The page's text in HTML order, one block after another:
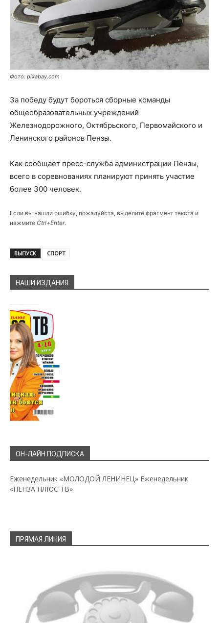
Фото: pixabay.com
За победу будут бороться сборные команды
общеобразовательных учреждений
Железнодорожного, Октябрьского, Первомайского и
Ленинского районов Пензы.
Как сообщает пресс-служба администрации Пензы,
всего в соревнованиях планируют принять участие
более 300 человек.
Если вы нашли ошибку, пожалуйста, выделите фрагмент текста и
нажмите Ctrl+Enter.
ВЫПУСК СПОРТ
НАШИ ИЗДАНИЯ
ОН-ЛАЙН ПОДПИСКА
Еженедельник «МОЛОДОЙ ЛЕНИНЕЦ» Еженедельник
«ПЕНЗА ПЛЮС ТВ»
ПРЯМАЯ ЛИНИЯ